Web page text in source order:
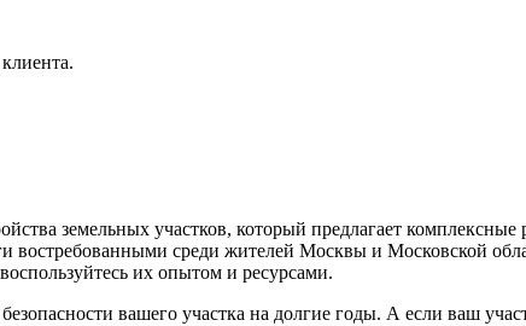
земельных участков, который предлагает
востребованными среди жителей Москвы и Московской
их опытом и ресурсами.
вашего участка на долгие годы. А если ваш